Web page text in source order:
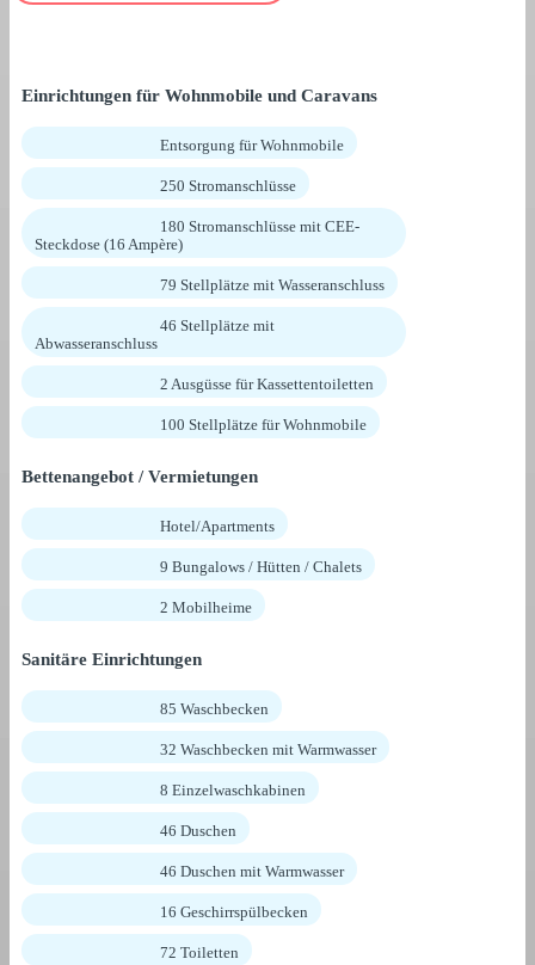
Einrichtungen für Wohnmobile und Caravans
Entsorgung für Wohnmobile
250 Stromanschlüsse
180 Stromanschlüsse mit CEE-
Steckdose (16 Ampère)
79 Stellplätze mit Wasseranschluss
46 Stellplätze mit
Abwasseranschluss
2 Ausgüsse für Kassettentoiletten
100 Stellplätze für Wohnmobile
Bettenangebot / Vermietungen
Hotel/Apartments
9 Bungalows / Hütten / Chalets
2 Mobilheime
Sanitäre Einrichtungen
85 Waschbecken
32 Waschbecken mit Warmwasser
8 Einzelwaschkabinen
46 Duschen
46 Duschen mit Warmwasser
16 Geschirrspülbecken
72 Toiletten